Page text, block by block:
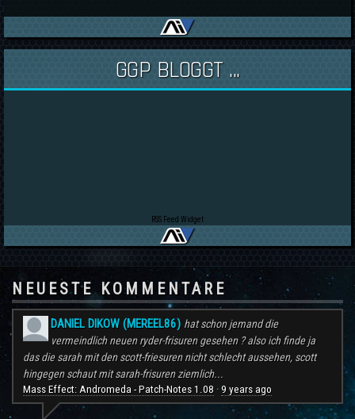
GGP BLOGGT ...
RSS Feed Widget
NEUESTE KOMMENTARE
DANIEL DIKOW (MEREEL86) hat schon jemand die
vermeindlich neuen ryder-frisuren gesehen ? also ich finde ja
das die sarah mit den scott-friesuren nicht schlecht aussehen, scott
hingegen schaut mit sarah-frisuren ziemlich...
Mass Effect: Andromeda - Patch-Notes 1.08 · 9 years ago